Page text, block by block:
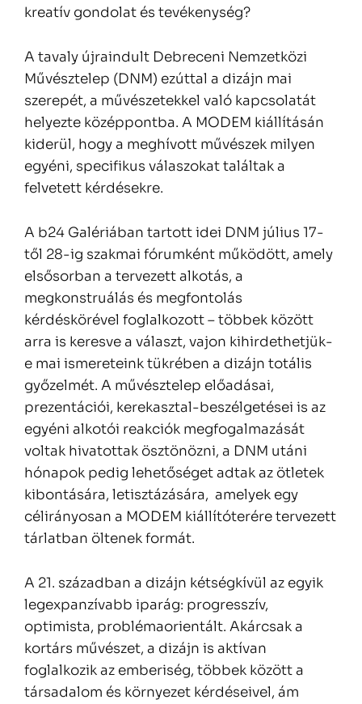
kreatív gondolat és tevékenység?
A tavaly újraindult Debreceni Nemzetközi
Művésztelep (DNM) ezúttal a dizájn mai
szerepét, a művészetekkel való kapcsolatát
helyezte középpontba. A MODEM kiállításán
kiderül, hogy a meghívott művészek milyen
egyéni, specifikus válaszokat találtak a
felvetett kérdésekre.
A b24 Galériában tartott idei DNM július 17-
től 28-ig szakmai fórumként működött, amely
elsősorban a tervezett alkotás, a
megkonstruálás és megfontolás
kérdéskörével foglalkozott – többek között
arra is keresve a választ, vajon kihirdethetjük-
e mai ismereteink tükrében a dizájn totális
győzelmét. A művésztelep előadásai,
prezentációi, kerekasztal-beszélgetései is az
egyéni alkotói reakciók megfogalmazását
voltak hivatottak ösztönözni, a DNM utáni
hónapok pedig lehetőséget adtak az ötletek
kibontására, letisztázására, amelyek egy
célirányosan a MODEM kiállítóterére tervezett
tárlatban öltenek formát.
A 21. században a dizájn kétségkívül az egyik
legexpanzívabb iparág: progresszív,
optimista, problémaorientált. Akárcsak a
kortárs művészet, a dizájn is aktívan
foglalkozik az emberiség, többek között a
társadalom és környezet kérdéseivel, ám